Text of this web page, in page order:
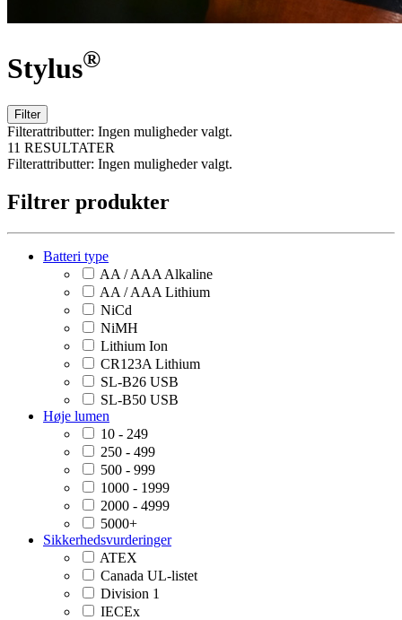
Stylus®
Filter
Filterattributter: Ingen muligheder valgt.
11 RESULTATER
Filterattributter: Ingen muligheder valgt.
Filtrer produkter
Batteri type
AA / AAA Alkaline
AA / AAA Lithium
NiCd
NiMH
Lithium Ion
CR123A Lithium
SL-B26 USB
SL-B50 USB
Høje lumen
10 - 249
250 - 499
500 - 999
1000 - 1999
2000 - 4999
5000+
Sikkerhedsvurderinger
ATEX
Canada UL-listet
Division 1
IECEx